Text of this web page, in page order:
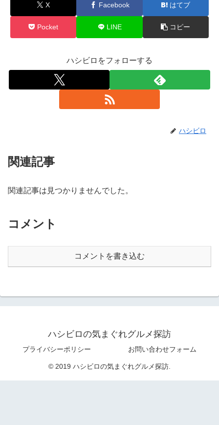
X Facebook はてブ
Pocket LINE コピー
ハシビロをフォローする
ハシビロ
関連記事
関連記事は見つかりませんでした。
コメント
コメントを書き込む
ハシビロの気まぐれグルメ探訪
プライバシーポリシー お問い合わせフォーム
© 2019 ハシビロの気まぐれグルメ探訪.